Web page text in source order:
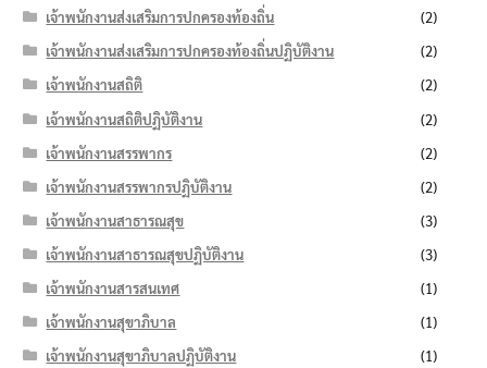
เจ้าพนักงานส่งเสริมการปกครองท้องถิ่น
(2)
เจ้าพนักงานส่งเสริมการปกครองท้องถิ่นปฏิบัติงาน
(2)
เจ้าพนักงานสถิติ
(2)
เจ้าพนักงานสถิติปฏิบัติงาน
(2)
เจ้าพนักงานสรรพากร
(2)
เจ้าพนักงานสรรพากรปฏิบัติงาน
(2)
เจ้าพนักงานสาธารณสุข
(3)
เจ้าพนักงานสาธารณสุขปฏิบัติงาน
(3)
เจ้าพนักงานสารสนเทศ
(1)
เจ้าพนักงานสุขาภิบาล
(1)
เจ้าพนักงานสุขาภิบาลปฏิบัติงาน
(1)